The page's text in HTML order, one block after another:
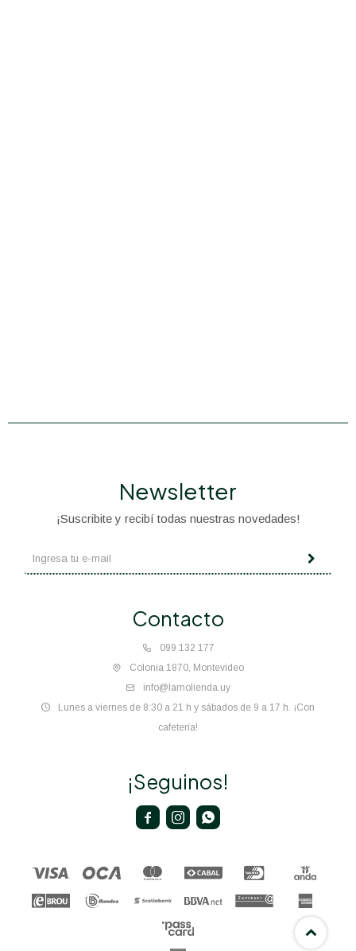
Contacto
099 132 177
Colonia 1870, Montevideo
info@lamolienda.uy
Lunes a viernes de 8:30 a 21 h y sábados de 9 a 17 h. ¡Con
cafetería!
Newsletter
¡Suscribite y recibí todas nuestras novedades!
¡Seguinos!
  